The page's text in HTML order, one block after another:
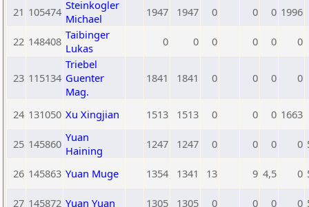
21 105474 Steinkogler
Michael
1947 1947 0 0 0 1996
22 148408 Taibinger
Lukas
0 0 0 0 0 0
23 115134
Triebel
Guenter
Mag.
1841 1841 0 0 0 0
24 131050 Xu Xingjian 1513 1513 0 0 0 1663
25 145860 Yuan
Haining
1247 1247 0 0 0 0
26 145863 Yuan Muge 1354 1341 13 9 4,5 0
27 145872 Yuan Yuan 1305 1305 0 0 0 0